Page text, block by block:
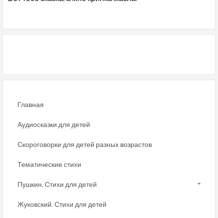
Главная
Аудиосказки для детей
Скороговорки для детей разных возрастов
Тематические стихи
Пушкин. Стихи для детей
Жуковский. Стихи для детей